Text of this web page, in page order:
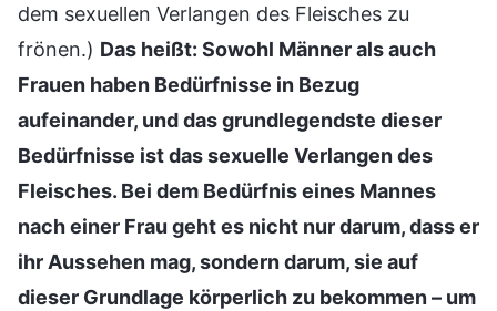
dem sexuellen Verlangen des Fleisches zu
frönen.) Das heißt: Sowohl Männer als auch
Frauen haben Bedürfnisse in Bezug
aufeinander, und das grundlegendste dieser
Bedürfnisse ist das sexuelle Verlangen des
Fleisches. Bei dem Bedürfnis eines Mannes
nach einer Frau geht es nicht nur darum, dass er
ihr Aussehen mag, sondern darum, sie auf
dieser Grundlage körperlich zu bekommen – um